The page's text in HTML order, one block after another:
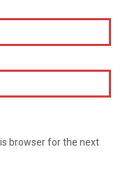
browser for the next